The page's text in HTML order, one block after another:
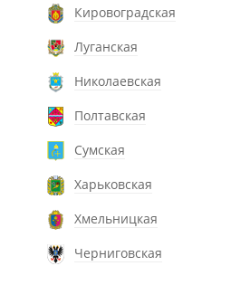
Кировоградская
Луганская
Николаевская
Полтавская
Сумская
Харьковская
Хмельницкая
Черниговская